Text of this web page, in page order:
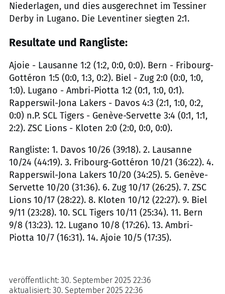
Niederlagen, und dies ausgerechnet im Tessiner
Derby in Lugano. Die Leventiner siegten 2:1.
Resultate und Rangliste:
Ajoie - Lausanne 1:2 (1:2, 0:0, 0:0). Bern - Fribourg-
Gottéron 1:5 (0:0, 1:3, 0:2). Biel - Zug 2:0 (0:0, 1:0,
1:0). Lugano - Ambri-Piotta 1:2 (0:1, 1:0, 0:1).
Rapperswil-Jona Lakers - Davos 4:3 (2:1, 1:0, 0:2,
0:0) n.P. SCL Tigers - Genève-Servette 3:4 (0:1, 1:1,
2:2). ZSC Lions - Kloten 2:0 (2:0, 0:0, 0:0).
Rangliste: 1. Davos 10/26 (39:18). 2. Lausanne
10/24 (44:19). 3. Fribourg-Gottéron 10/21 (36:22). 4.
Rapperswil-Jona Lakers 10/20 (34:25). 5. Genève-
Servette 10/20 (31:36). 6. Zug 10/17 (26:25). 7. ZSC
Lions 10/17 (28:22). 8. Kloten 10/12 (22:27). 9. Biel
9/11 (23:28). 10. SCL Tigers 10/11 (25:34). 11. Bern
9/8 (13:23). 12. Lugano 10/8 (17:26). 13. Ambri-
Piotta 10/7 (16:31). 14. Ajoie 10/5 (17:35).
veröffentlicht: 30. September 2025 22:36
aktualisiert: 30. September 2025 22:36